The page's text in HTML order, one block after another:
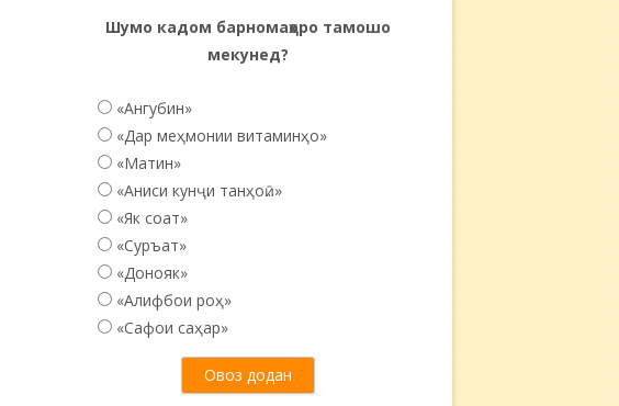
Шумо кадом барномаҳоро тамошо
мекунед?
«Ангубин»
«Дар меҳмонии витаминҳо»
«Матин»
«Аниси кунҷи танҳоӣ...»
«Як соат»
«Суръат»
«Донояк»
«Алифбои роҳ»
«Сафои саҳар»